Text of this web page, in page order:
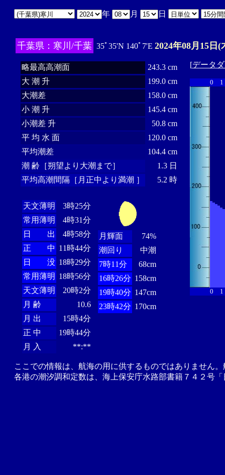
年 月 日
千葉県：寒川/千葉 35ﾟ35'N 140ﾟ7'E 2024年08月15日(
略最高高潮面
243.3 cm
大 潮 升
199.0 cm
大潮差
158.0 cm
小 潮 升
145.4 cm
小潮差 升
50.8 cm
平 均 水 面
120.0 cm
平均潮差
104.4 cm
潮 齢［朔望より大潮まで］
1.3 日
平均高潮間隔［月正中より満潮 ］
5.2 時
天文薄明
3時25分
常用薄明
4時31分
日 出
4時58分
正 中 11時44分
日 没 18時29分
常用薄明 18時56分
天文薄明
20時2分
月 齢
10.6
月 出
15時4分
正 中
19時44分
月 入
**:**
月輝面
74%
潮回り
中潮
7時11分
68cm
16時26分 158cm
19時40分 147cm
23時42分 170cm
[データ
0 1
0 1
ここでの情報は、航海の用に供するものではありません
各港の潮汐調和定数は、海上保安庁水路部書籍７４２号